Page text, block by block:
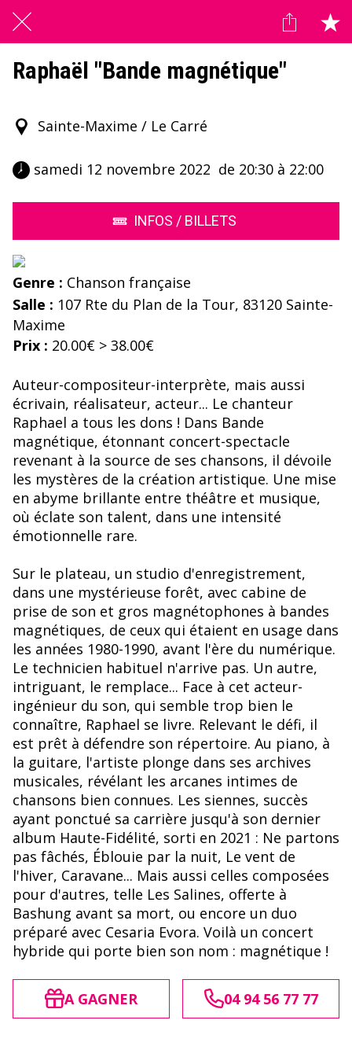
Raphaël "Bande magnétique"
Sainte-Maxime / Le Carré
samedi 12 novembre 2022  de 20:30 à 22:00
INFOS / BILLETS
Genre : Chanson française
Salle : 107 Rte du Plan de la Tour, 83120 Sainte-
Maxime
Prix : 20.00€ > 38.00€
Auteur-compositeur-interprète, mais aussi
écrivain, réalisateur, acteur... Le chanteur
Raphael a tous les dons ! Dans Bande
magnétique, étonnant concert-spectacle
revenant à la source de ses chansons, il dévoile
les mystères de la création artistique. Une mise
en abyme brillante entre théâtre et musique,
où éclate son talent, dans une intensité
émotionnelle rare.
Sur le plateau, un studio d'enregistrement,
dans une mystérieuse forêt, avec cabine de
prise de son et gros magnétophones à bandes
magnétiques, de ceux qui étaient en usage dans
les années 1980-1990, avant l'ère du numérique.
Le technicien habituel n'arrive pas. Un autre,
intriguant, le remplace... Face à cet acteur-
ingénieur du son, qui semble trop bien le
connaître, Raphael se livre. Relevant le défi, il
est prêt à défendre son répertoire. Au piano, à
la guitare, l'artiste plonge dans ses archives
musicales, révélant les arcanes intimes de
chansons bien connues. Les siennes, succès
ayant ponctué sa carrière jusqu'à son dernier
album Haute-Fidélité, sorti en 2021 : Ne partons
pas fâchés, Éblouie par la nuit, Le vent de
l'hiver, Caravane... Mais aussi celles composées
pour d'autres, telle Les Salines, offerte à
Bashung avant sa mort, ou encore un duo
préparé avec Cesaria Evora. Voilà un concert
hybride qui porte bien son nom : magnétique !
A GAGNER 04 94 56 77 77